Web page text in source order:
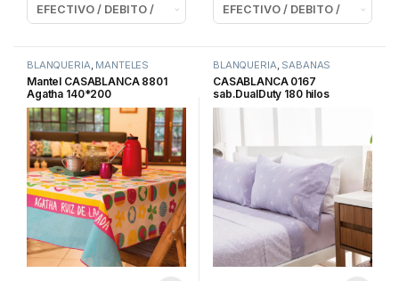
BLANQUERIA, MANTELES
Mantel CASABLANCA 8801
Agatha 140*200
BLANQUERIA, SABANAS
CASABLANCA 0167
sab.DualDuty 180 hilos
p/colch.1.60mt.